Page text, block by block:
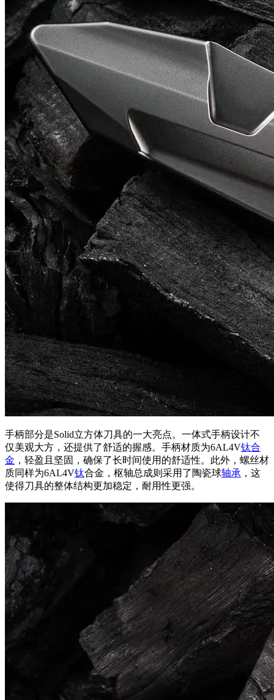
手柄部分是Solid立方体刀具的一大亮点。一体式手柄设计不
仅美观大方，还提供了舒适的握感。手柄材质为6AL4V钛合
金 ，轻盈且坚固，确保了长时间使用的舒适性。此外，螺丝材
质同样为6AL4V钛合金，枢轴总成则采用了陶瓷球轴承 ，这
使得刀具的整体结构更加稳定，耐用性更强。